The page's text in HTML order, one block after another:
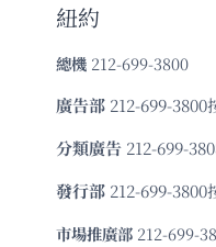
紐約
總機 212-699-3800
廣告部 212-699-3800
分類廣告 212-699-
發⾏部 212-699-3800
市場推廣部 212-699-